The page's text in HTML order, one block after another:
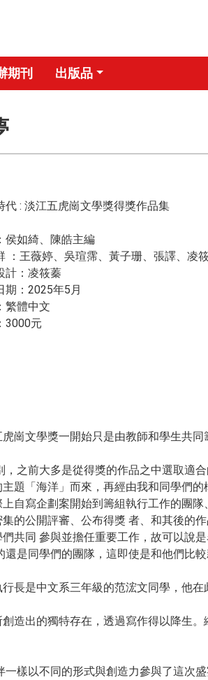
期刊 出版品
代 : 淡江五虎崗文學獎得獎作品集
侯如綺、陳皓主編
：王薇婷、吳瑄霈、黃子珊、張譯、凌
計：凌筱蓁
期：2025年5月
繁體中文
3000元
崗文學獎一開始只是由教師和學生共
之前大多是從得獎的作品之中選取適
題「海洋」而來，再經由我和同學們的
寫企劃案開始到籌組執行工作的團隊
的公開評審、公布得獎 者、和其後的
共同 參與並擔任重要工作，故可以說
是同學們的團隊，這即使是和他們比
長是中文系三年級的范浤文同學，他在
造出的獨特存在，透過寫作得以降生
樣以不同的形式與創造力參與了這次